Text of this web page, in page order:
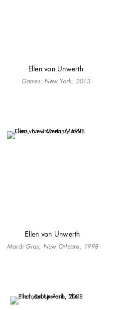
Ellen von Unwerth
Games, New York, 2013
Ellen von Unwerth
Mardi Gras, New Orleans, 1998